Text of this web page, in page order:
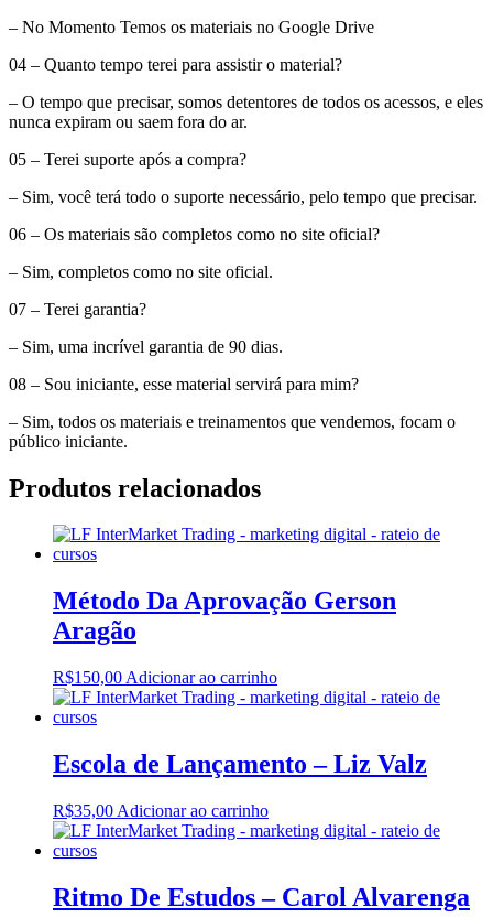
– No Momento Temos os materiais no Google Drive
04 – Quanto tempo terei para assistir o material?
– O tempo que precisar, somos detentores de todos os acessos, e eles
nunca expiram ou saem fora do ar.
05 – Terei suporte após a compra?
– Sim, você terá todo o suporte necessário, pelo tempo que precisar.
06 – Os materiais são completos como no site oficial?
– Sim, completos como no site oficial.
07 – Terei garantia?
– Sim, uma incrível garantia de 90 dias.
08 – Sou iniciante, esse material servirá para mim?
– Sim, todos os materiais e treinamentos que vendemos, focam o
público iniciante.‬
Produtos relacionados
Método Da Aprovação Gerson
Aragão
R$150,00 Adicionar ao carrinho
Escola de Lançamento – Liz Valz
R$35,00 Adicionar ao carrinho
Ritmo De Estudos – Carol Alvarenga